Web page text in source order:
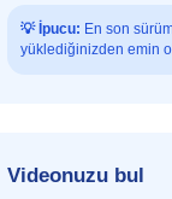
💡İpucu: En son
yüklediğinizden emin
Videonuzu bul